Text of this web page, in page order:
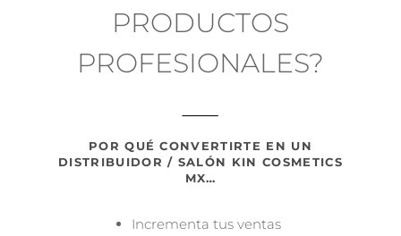
PRODUCTOS
PROFESIONALES?
POR QUÉ CONVERTIRTE EN UN
DISTRIBUIDOR / SALÓN KIN COSMETICS
MX…
Incrementa tus ventas